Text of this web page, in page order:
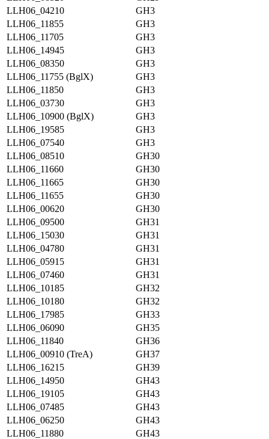
LLH06_04210
GH3
LLH06_11855
GH3
LLH06_11705
GH3
LLH06_14945
GH3
LLH06_08350
GH3
LLH06_11755 (BglX)
GH3
LLH06_11850
GH3
LLH06_03730
GH3
LLH06_10900 (BglX)
GH3
LLH06_19585
GH3
LLH06_07540
GH3
LLH06_08510
GH30
LLH06_11660
GH30
LLH06_11665
GH30
LLH06_11655
GH30
LLH06_00620
GH30
LLH06_09500
GH31
LLH06_15030
GH31
LLH06_04780
GH31
LLH06_05915
GH31
LLH06_07460
GH31
LLH06_10185
GH32
LLH06_10180
GH32
LLH06_17985
GH33
LLH06_06090
GH35
LLH06_11840
GH36
LLH06_00910 (TreA)
GH37
LLH06_16215
GH39
LLH06_14950
GH43
LLH06_19105
GH43
LLH06_07485
GH43
LLH06_06250
GH43
LLH06_11880
GH43